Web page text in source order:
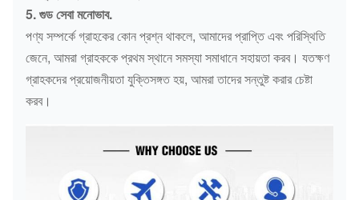
5. গুড সেবা মনোভাব.
পণ্য সম্পর্কে গ্রাহকের কোন প্রশ্ন থাকলে, আমাদের প্রাপ্তি এবং পরিস্থিতি
জেনে, আমরা গ্রাহককে প্রথম স্থানে সমস্যা সমাধানে সহায়তা করব। যতক্ষণ
গ্রাহকদের প্রয়োজনীয়তা যুক্তিসঙ্গত হয়, আমরা তাদের সন্তুষ্ট করার চেষ্টা
করব।